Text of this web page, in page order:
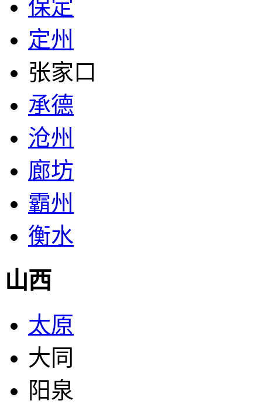
保定
定州
张家口
承德
沧州
廊坊
霸州
衡水
山西
太原
大同
阳泉